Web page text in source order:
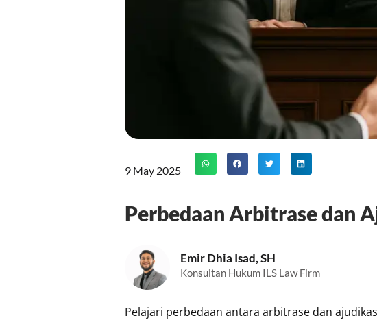
9 May 2025
Perbedaan Arbitrase dan
Emir Dhia Isad, SH
Konsultan Hukum ILS Law Firm
Pelajari perbedaan antara arbitrase dan